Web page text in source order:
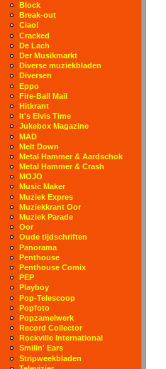
Block
Break-out
Ciao!
Cracked
De Lach
Der Musikmarkt
Diverse muziekbladen
Diversen
Eppo
Fire-Ball Mail
Hitkrant
It's Elvis Time
Jukebox Magazine
MAD
Melt Down
Metal Hammer & Aardschok
Metal Hammer & Crash
MOJO
Music Maker
Muziek Expres
Muziekkrant Oor
Muziek Parade
Oor
Oude tijdschriften
Panorama
Penthouse
Penthouse Comix
PEP
Playboy
Pop-Telescoop
Popfoto
Popzamelwerk
Record Collector
Rockville International
Smilin' Ears
Stripweekbladen